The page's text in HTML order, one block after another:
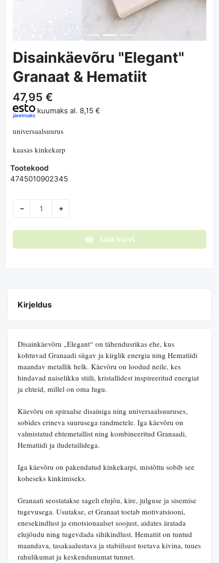
Disainkäevõru "Elegant"
Granaat & Hematiit
47,95 €
kuumaks al. 8,15 €
universaalsuurus
kaasas kinkekarp
Tootekood
4745010902345
− +
Lisa korvi
Kirjeldus
Disainkäevõru „Elegant“ on tähendusrikas ehe, kus
kohtuvad Granaadi sügav ja kirglik energia ning Hematiidi
maandav metallik helk. Käevõru on loodud neile, kes
hindavad naiselikku stiili, kristallidest inspireeritud energiat
ja ehteid, millel on oma lugu.
Käevõru on spiraalse disainiga ning universaalsuuruses,
sobides erineva suurusega randmetele. Iga käevõru on
valmistatud ehtemetallist ning kombineeritud Granaadi,
Hematiidi ja iludetailidega.
Iga käevõru on pakendatud kinkekarpi, mistõttu sobib see
koheseks kinkimiseks.
Granaati seostatakse sageli elujõu, kire, julguse ja sisemise
tugevusega. Usutakse, et Granaat toetab motivatsiooni,
enesekindlust ja emotsionaalset soojust, aidates äratada
elujõudu ning tugevdada sihikindlust. Hematiit on tuntud
maandava, tasakaalustava ja stabiilsust toetava kivina, tuues
rahulikumat ja keskendunumat tunnet.